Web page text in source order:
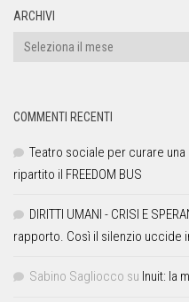
ARCHIVI
COMMENTI RECENTI
Teatro sociale per curare una
ripartito il FREEDOM BUS
DIRITTI UMANI - CRISI E
rapporto. Così il silenzio uccide
Sabino Sagliocco su Inuit: la